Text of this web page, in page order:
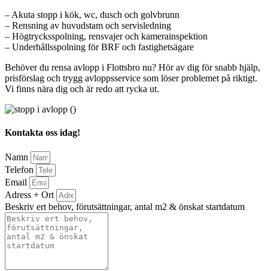
– Akuta stopp i kök, wc, dusch och golvbrunn
– Rensning av huvudstam och servisledning
– Högtrycksspolning, rensvajer och kamera­inspektion
– Underhållsspolning för BRF och fastighetsägare
Behöver du rensa avlopp i Flottsbro nu? Hör av dig för snabb hjälp,
prisförslag och trygg avloppsservice som löser problemet på riktigt.
Vi finns nära dig och är redo att rycka ut.
Kontakta oss idag!
Namn
Telefon
Email
Adress + Ort
Beskriv ert behov, förutsättningar, antal m2 & önskat startdatum